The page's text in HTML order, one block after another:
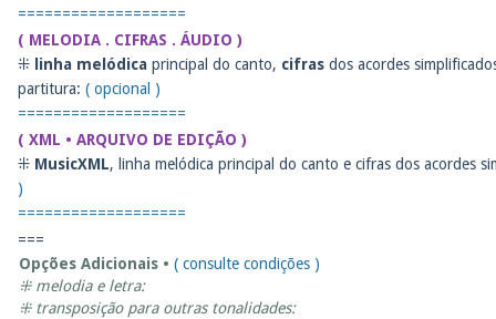
===================
( MELODIA . CIFRAS . ÁUDIO )
⁜ linha melódica principal do canto, cifras dos acordes
partitura: ( opcional )
===================
( XML • ARQUIVO DE EDIÇÃO )
⁜ MusicXML, linha melódica principal do canto e cifras dos acordes
)
===================
===
Opções Adicionais • ( consulte condições )
⁜ melodia e letra:
⁜ transposição para outras tonalidades: